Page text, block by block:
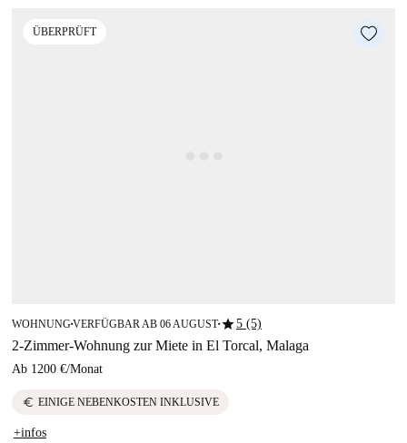
ÜBERPRÜFT
WOHNUNG■VERFÜGBAR AB 06 AUGUST■star5 (5)
2-Zimmer-Wohnung zur Miete in El Torcal, Malaga
Ab 1200 €/Monat
euro EINIGE NEBENKOSTEN INKLUSIVE
+infos